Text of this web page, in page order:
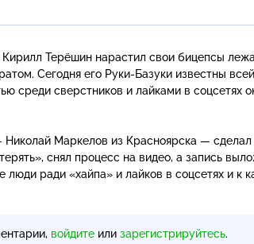
Терёшин нарастил свои бицепсы
Сегодня его Руки-Базуки известны
среди сверстников и лайками в соцсетях
Маркелов из Красноярска —
снял процесс на видео, а запись
ради «хайпа» и лайков в соцсетях и к
войдите или зарегистрируйтесь.